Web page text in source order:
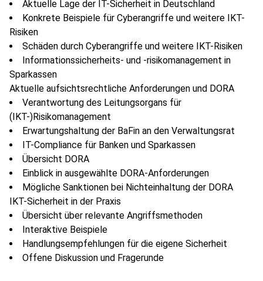
Aktuelle Lage der IT-Sicherheit in Deutschland
Konkrete Beispiele für Cyberangriffe und weitere IKT-
Risiken
Schäden durch Cyberangriffe und weitere IKT-Risiken
Informationssicherheits- und -risikomanagement in
Sparkassen
Aktuelle aufsichtsrechtliche Anforderungen und DORA
Verantwortung des Leitungsorgans für
(IKT-)Risikomanagement
Erwartungshaltung der BaFin an den Verwaltungsrat
IT-Compliance für Banken und Sparkassen
Übersicht DORA
Einblick in ausgewählte DORA-Anforderungen
Mögliche Sanktionen bei Nichteinhaltung der DORA
IKT-Sicherheit in der Praxis
Übersicht über relevante Angriffsmethoden
Interaktive Beispiele
Handlungsempfehlungen für die eigene Sicherheit
Offene Diskussion und Fragerunde